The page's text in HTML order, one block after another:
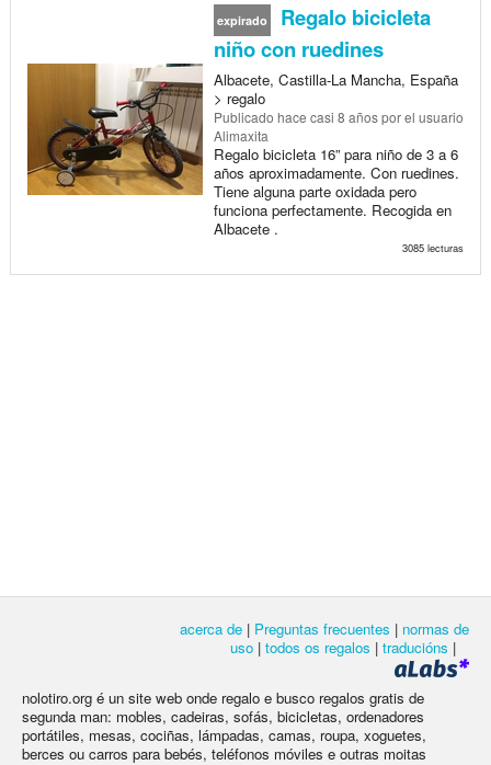
expirado
Regalo bicicleta
niño con ruedines
Albacete, Castilla-La Mancha, España
> regalo
Publicado hace casi 8 añospor el usuario
Alimaxita
Regalo bicicleta 16” para niño de 3 a 6
años aproximadamente. Con ruedines.
Tiene alguna parte oxidada pero
funciona perfectamente. Recogida en
Albacete .
3085 lecturas
acerca de | Preguntas frecuentes | normas de
uso | todos os regalos | traducións |
nolotiro.org é un site web onde regalo e busco regalos gratis de
segunda man: mobles, cadeiras, sofás, bicicletas, ordenadores
portátiles, mesas, cociñas, lámpadas, camas, roupa, xoguetes,
berces ou carros para bebés, teléfonos móviles e outras moitas